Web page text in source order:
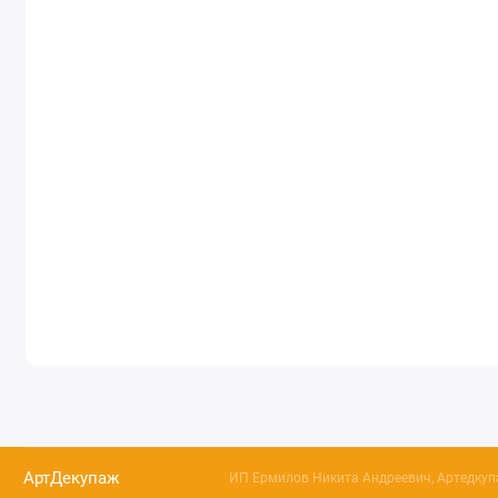
АртДекупаж ИП Ермилов Никита Андреевич,